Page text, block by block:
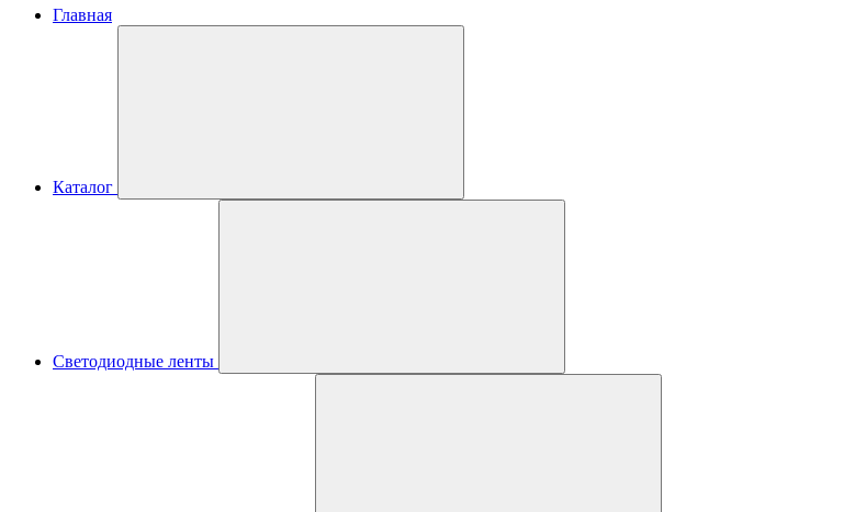
Главная
Каталог
Светодиодные ленты